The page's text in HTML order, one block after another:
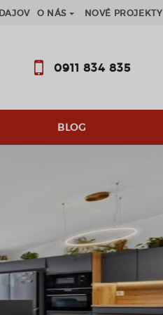
O NÁS NOVÉ PROJEKTY
0911 834 835
BLOG